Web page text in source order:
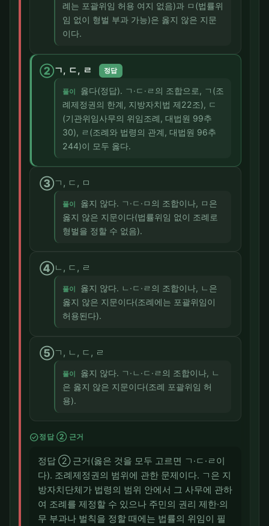
례는 포괄위임 허용 여지 없음)과 ㅁ(법률위
임 없이 형벌 부과 가능)은 옳지 않은 지문
이다.
②ㄱ, ㄷ, ㄹ 정답
풀이
옳다(정답). ㄱ·ㄷ·ㄹ의 조합으로, ㄱ(조
례제정권의 한계, 지방자치법 제22조), ㄷ
(기관위임사무의 위임조례, 대법원 99추
30), ㄹ(조례와 법령의 관계, 대법원 96추
244)이 모두 옳다.
③ㄱ, ㄷ, ㅁ
풀이
옳지 않다. ㄱ·ㄷ·ㅁ의 조합이나, ㅁ은
옳지 않은 지문이다(법률위임 없이 조례로
형벌을 정할 수 없음).
④ㄴ, ㄷ, ㄹ
풀이
옳지 않다. ㄴ·ㄷ·ㄹ의 조합이나, ㄴ은
옳지 않은 지문이다(조례에는 포괄위임이
허용된다).
⑤ㄱ, ㄴ, ㄷ, ㄹ
풀이
옳지 않다. ㄱ·ㄴ·ㄷ·ㄹ의 조합이나, ㄴ
은 옳지 않은 지문이다(조례 포괄위임 허
용).
check_circle정답 ② 근거
정답 ② 근거(옳은 것을 모두 고르면 ㄱ·ㄷ·ㄹ이
다). 조례제정권의 범위에 관한 문제이다. ㄱ은 지
방자치단체가 법령의 범위 안에서 그 사무에 관하
여 조례를 제정할 수 있으나 주민의 권리 제한·의
무 부과나 벌칙을 정할 때에는 법률의 위임이 필